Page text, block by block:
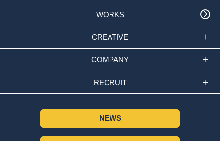
WORKS
CREATIVE
COMPANY
RECRUIT
NEWS